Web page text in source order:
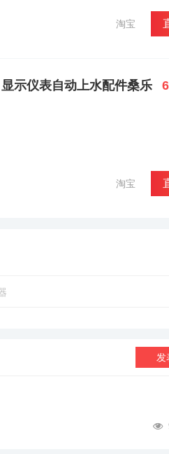
淘宝
示仪表自动上水配件桑乐
淘宝
发